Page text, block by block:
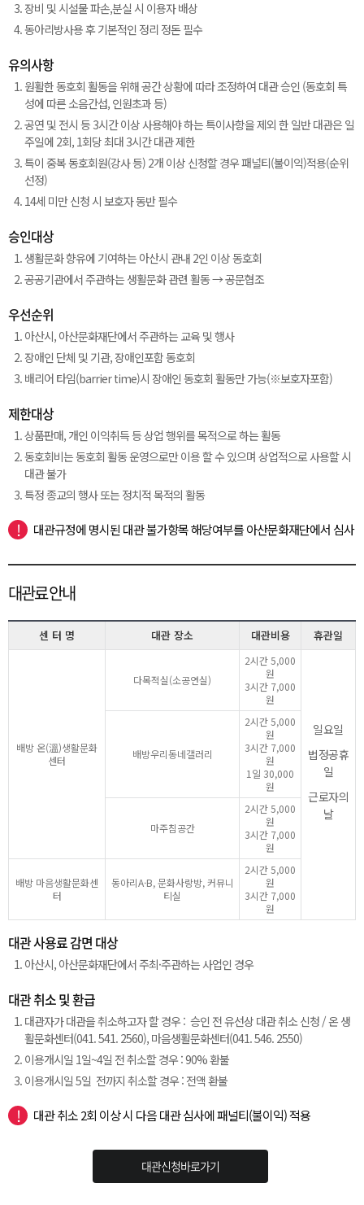
장비 및 시설물 파손,분실 시 이용자 배상
동아리방사용 후 기본적인 정리 정돈 필수
유의사항
원활한 동호회 활동을 위해 공간 상황에 따라 조정하여 대관 승인 (동호회 특
성에 따른 소음간섭, 인원초과 등)
공연 및 전시 등 3시간 이상 사용해야 하는 특이사항을 제외 한 일반 대관은 일
주일에 2회, 1회당 최대 3시간 대관 제한
특이 중복 동호회원(강사 등) 2개 이상 신청할 경우 패널티(불이익)적용(순위
선정)
14세 미만 신청 시 보호자 동반 필수
승인대상
생활문화 향유에 기여하는 아산시 관내 2인 이상 동호회
공공기관에서 주관하는 생활문화 관련 활동 → 공문협조
우선순위
아산시, 아산문화재단에서 주관하는 교육 및 행사
장애인 단체 및 기관, 장애인포함 동호회
배리어 타임(barrier time)시 장애인 동호회 활동만 가능(※보호자포함)
제한대상
상품판매, 개인 이익취득 등 상업 행위를 목적으로 하는 활동
동호회비는 동호회 활동 운영으로만 이용 할 수 있으며 상업적으로 사용할 시
대관 불가
특정 종교의 행사 또는 정치적 목적의 활동
대관규정에 명시된 대관 불가항목 해당여부를 아산문화재단에서 심사
대관료 안내
센 터 명 대관 장소 대관비용 휴관일
배방 온(溫)생활문화
센터
다목적실(소공연실)
2시간 5,000
원
3시간 7,000
원
일요일
법정공휴
일
근로자의
날
배방우리동네갤러리
2시간 5,000
원
3시간 7,000
원
1일 30,000
원
마주침공간
2시간 5,000
원
3시간 7,000
원
배방 마음생활문화센
터
동아리A·B, 문화사랑방, 커뮤니
티실
2시간 5,000
원
3시간 7,000
원
대관 사용료 감면 대상
아산시, 아산문화재단에서 주최·주관하는 사업인 경우
대관 취소 및 환급
대관자가 대관을 취소하고자 할 경우 : 승인 전 유선상 대관 취소 신청 / 온 생
활문화센터(041. 541. 2560), 마음생활문화센터(041. 546. 2550)
이용개시일 1일~4일 전 취소할 경우 : 90% 환불
이용개시일 5일 전까지 취소할 경우 : 전액 환불
대관 취소 2회 이상 시 다음 대관 심사에 패널티(불이익) 적용
대관신청바로가기